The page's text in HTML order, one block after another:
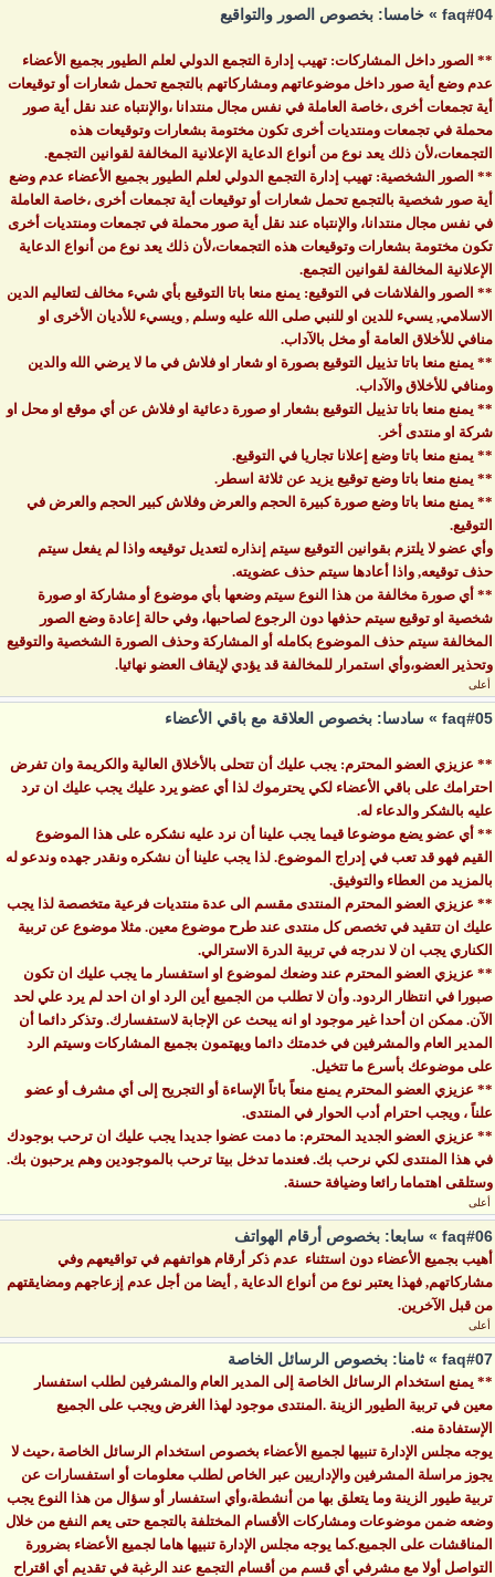
faq#04 » خامسا: بخصوص الصور والتواقيع
** الصور داخل المشاركات: تهيب إدارة التجمع الدولي لعلم الطيور بجميع الأعضاء
عدم وضع أية صور داخل موضوعاتهم ومشاركاتهم بالتجمع تحمل شعارات أو توقيعات
أية تجمعات أخرى ،خاصة العاملة في نفس مجال منتدانا ،والإنتباه عند نقل أية صور
محملة في تجمعات ومنتديات أخرى تكون مختومة بشعارات وتوقيعات هذه
التجمعات،لأن ذلك يعد نوع من أنواع الدعاية الإعلانية المخالفة لقوانين التجمع.
** الصور الشخصية: تهيب إدارة التجمع الدولي لعلم الطيور بجميع الأعضاء عدم وضع
أية صور شخصية بالتجمع تحمل شعارات أو توقيعات أية تجمعات أخرى ،خاصة العاملة
في نفس مجال منتدانا، والإنتباه عند نقل أية صور محملة في تجمعات ومنتديات أخرى
تكون مختومة بشعارات وتوقيعات هذه التجمعات،لأن ذلك يعد نوع من أنواع الدعاية
الإعلانية المخالفة لقوانين التجمع.
** الصور والفلاشات في التوقيع: يمنع منعا باتا التوقيع بأي شيء مخالف لتعاليم الدين
الاسلامي, يسيء للدين او للنبي صلى الله عليه وسلم , ويسيء للأديان الأخرى او
منافي للأخلاق العامة أو مخل بالآداب.
** يمنع منعا باتا تذييل التوقيع بصورة او شعار او فلاش في ما لا يرضي الله والدين
ومنافي للأخلاق والآداب.
** يمنع منعا باتا تذييل التوقيع بشعار او صورة دعائية او فلاش عن أي موقع او محل او
شركة او منتدى أخر.
** يمنع منعا باتا وضع إعلانا تجاريا في التوقيع.
** يمنع منعا باتا وضع توقيع يزيد عن ثلاثة اسطر.
** يمنع منعا باتا وضع صورة كبيرة الحجم والعرض وفلاش كبير الحجم والعرض في
التوقيع.
وأي عضو لا يلتزم بقوانين التوقيع سيتم إنذاره لتعديل توقيعه واذا لم يفعل سيتم
حذف توقيعه, واذا أعادها سيتم حذف عضويته.
** أي صورة مخالفة من هذا النوع سيتم وضعها بأي موضوع أو مشاركة او صورة
شخصية او توقيع سيتم حذفها دون الرجوع لصاحبها، وفي حالة إعادة وضع الصور
المخالفة سيتم حذف الموضوع بكامله أو المشاركة وحذف الصورة الشخصية والتوقيع
وتحذير العضو،وأي استمرار للمخالفة قد يؤدي لإيقاف العضو نهائيا.
أعلى
faq#05 » سادسا: بخصوص العلاقة مع باقي الأعضاء
** عزيزي العضو المحترم: يجب عليك أن تتحلى بالأخلاق العالية والكريمة وان تفرض
احترامك على باقي الأعضاء لكي يحترموك لذا أي عضو يرد عليك يجب عليك ان ترد
عليه بالشكر والدعاء له.
** أي عضو يضع موضوعا قيما يجب علينا أن نرد عليه نشكره على هذا الموضوع
القيم فهو قد تعب في إدراج الموضوع. لذا يجب علينا أن نشكره ونقدر جهده وندعو له
بالمزيد من العطاء والتوفيق.
** عزيزي العضو المحترم المنتدى مقسم الى عدة منتديات فرعية متخصصة لذا يجب
عليك ان تتقيد في تخصص كل منتدى عند طرح موضوع معين. مثلا موضوع عن تربية
الكناري يجب ان لا ندرجه في تربية الدرة الاسترالي.
** عزيزي العضو المحترم عند وضعك لموضوع او استفسار ما يجب عليك ان تكون
صبورا في انتظار الردود. وأن لا تطلب من الجميع أين الرد او ان احد لم يرد علي لحد
الآن. ممكن ان أحدا غير موجود او انه يبحث عن الإجابة لاستفسارك. وتذكر دائما أن
المدير العام والمشرفين في خدمتك دائما ويهتمون بجميع المشاركات وسيتم الرد
على موضوعك بأسرع ما تتخيل.
** عزيزي العضو المحترم يمنع منعاً باتاً الإساءة أو التجريح إلى أي مشرف أو عضو
علناً ، ويجب احترام أدب الحوار في المنتدى.
** عزيزي العضو الجديد المحترم: ما دمت عضوا جديدا يجب عليك ان ترحب بوجودك
في هذا المنتدى لكي نرحب بك. فعندما تدخل بيتا ترحب بالموجودين وهم يرحبون بك.
وستلقى اهتماما رائعا وضيافة حسنة.
أعلى
faq#06 » سابعا: بخصوص أرقام الهواتف
أهيب بجميع الأعضاء دون استثناء عدم ذكر أرقام هواتفهم في تواقيعهم وفي
مشاركاتهم, فهذا يعتبر نوع من أنواع الدعاية , أيضا من أجل عدم إزعاجهم ومضايقتهم
من قبل الآخرين.
أعلى
faq#07 » ثامنا: بخصوص الرسائل الخاصة
** يمنع استخدام الرسائل الخاصة إلى المدير العام والمشرفين لطلب استفسار
معين في تربية الطيور الزينة .المنتدى موجود لهذا الغرض ويجب على الجميع
الإستفادة منه.
يوجه مجلس الإدارة تنبيها لجميع الأعضاء بخصوص استخدام الرسائل الخاصة ،حيث لا
يجوز مراسلة المشرفين والإداريين عبر الخاص لطلب معلومات أو استفسارات عن
تربية طيور الزينة وما يتعلق بها من أنشطة،وأي استفسار أو سؤال من هذا النوع يجب
وضعه ضمن موضوعات ومشاركات الأقسام المختلفة بالتجمع حتى يعم النفع من خلال
المناقشات على الجميع.كما يوجه مجلس الإدارة تنبيها هاما لجميع الأعضاء بضرورة
التواصل أولا مع مشرفي أي قسم من أقسام التجمع عند الرغبة في تقديم أي اقتراح